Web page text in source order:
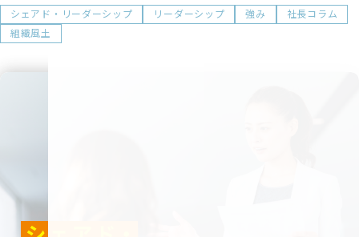
シェアド・リーダーシップ リーダーシップ 強み
社長コラム
組織風土